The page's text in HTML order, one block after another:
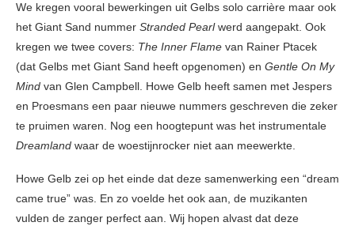
We kregen vooral bewerkingen uit Gelbs solo carrière maar ook
het Giant Sand nummer Stranded Pearlwerd aangepakt. Ook
kregen we twee covers: The Inner Flame van Rainer Ptacek
(dat Gelbs met Giant Sand heeft opgenomen) en Gentle On My
Mind van Glen Campbell. Howe Gelb heeft samen met Jespers
en Proesmans een paar nieuwe nummers geschreven die zeker
te pruimen waren. Nog een hoogtepunt was het instrumentale
Dreamland waar de woestijnrocker niet aan meewerkte.
Howe Gelb zei op het einde dat deze samenwerking een “dream
came true” was. En zo voelde het ook aan, de muzikanten
vulden de zanger perfect aan. Wij hopen alvast dat deze